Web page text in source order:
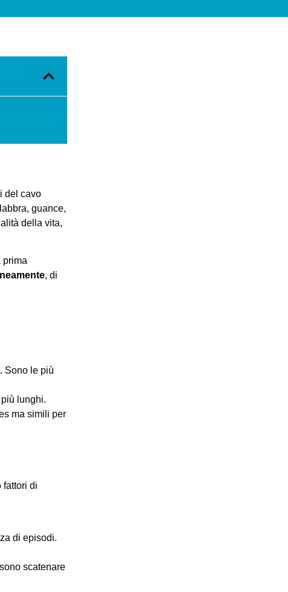
del cavo
guance,
della vita,
prima
, di
Sono le più
lunghi.
ma simili per
fattori di
di episodi.
scatenare